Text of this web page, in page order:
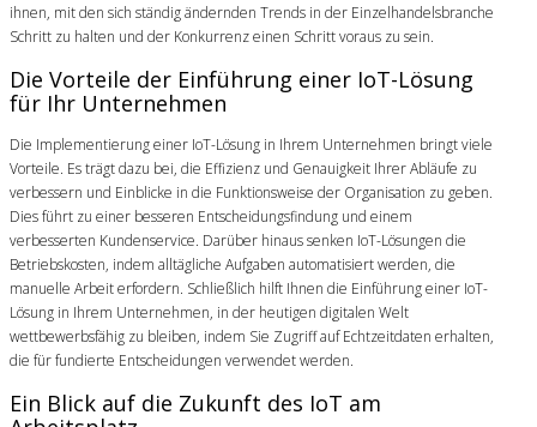
ihnen, mit den sich ständig ändernden Trends in der Einzelhandelsbranche
Schritt zu halten und der Konkurrenz einen Schritt voraus zu sein.
Die Vorteile der Einführung einer IoT-Lösung
für Ihr Unternehmen
Die Implementierung einer IoT-Lösung in Ihrem Unternehmen bringt viele
Vorteile. Es trägt dazu bei, die Effizienz und Genauigkeit Ihrer Abläufe zu
verbessern und Einblicke in die Funktionsweise der Organisation zu geben.
Dies führt zu einer besseren Entscheidungsfindung und einem
verbesserten Kundenservice. Darüber hinaus senken IoT-Lösungen die
Betriebskosten, indem alltägliche Aufgaben automatisiert werden, die
manuelle Arbeit erfordern. Schließlich hilft Ihnen die Einführung einer IoT-
Lösung in Ihrem Unternehmen, in der heutigen digitalen Welt
wettbewerbsfähig zu bleiben, indem Sie Zugriff auf Echtzeitdaten erhalten,
die für fundierte Entscheidungen verwendet werden.
Ein Blick auf die Zukunft des IoT am